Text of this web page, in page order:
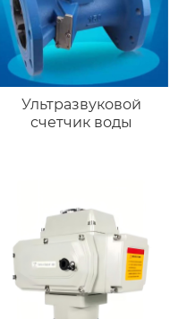
Ультразвуковой
счетчик воды